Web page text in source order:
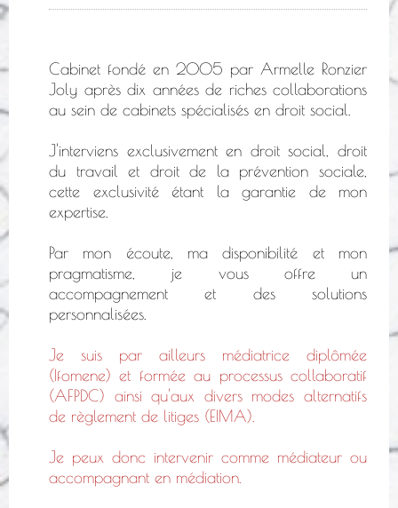
Cabinet fondé en 2005 par Armelle Ronzier
Joly après dix années de riches collaborations
au sein de cabinets spécialisés en droit social.
J'interviens exclusivement en droit social, droit
du travail et droit de la prévention sociale,
cette exclusivité étant la garantie de mon
expertise.
Par mon écoute, ma disponibilité et mon
pragmatisme, je vous offre un
accompagnement et des solutions
personnalisées.
Je suis par ailleurs médiatrice diplômée
(Ifomene) et formée au processus collaboratif
(AFPDC) ainsi qu'aux divers modes alternatifs
de règlement de litiges (EIMA).
Je peux donc intervenir comme médiateur ou
accompagnant en médiation.